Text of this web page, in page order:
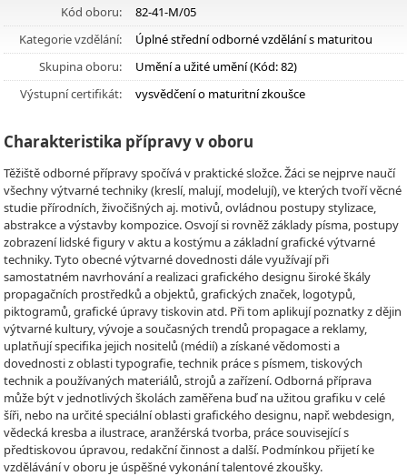
Kód oboru:
82-41-M/05
Kategorie vzdělání:
Úplné střední odborné vzdělání s maturitou
Skupina oboru:
Umění a užité umění (Kód: 82)
Výstupní certifikát:
vysvědčení o maturitní zkoušce
Charakteristika přípravy v oboru
Těžiště odborné přípravy spočívá v praktické složce. Žáci se nejprve naučí
všechny výtvarné techniky (kreslí, malují, modelují), ve kterých tvoří věcné
studie přírodních, živočišných aj. motivů, ovládnou postupy stylizace,
abstrakce a výstavby kompozice. Osvojí si rovněž základy písma, postupy
zobrazení lidské figury v aktu a kostýmu a základní grafické výtvarné
techniky. Tyto obecné výtvarné dovednosti dále využívají při
samostatném navrhování a realizaci grafického designu široké škály
propagačních prostředků a objektů, grafických značek, logotypů,
piktogramů, grafické úpravy tiskovin atd. Při tom aplikují poznatky z dějin
výtvarné kultury, vývoje a současných trendů propagace a reklamy,
uplatňují specifika jejich nositelů (médií) a získané vědomosti a
dovednosti z oblasti typografie, technik práce s písmem, tiskových
technik a používaných materiálů, strojů a zařízení. Odborná příprava
může být v jednotlivých školách zaměřena buď na užitou grafiku v celé
šíři, nebo na určité speciální oblasti grafického designu, např. webdesign,
vědecká kresba a ilustrace, aranžérská tvorba, práce související s
předtiskovou úpravou, redakční činnost a další. Podmínkou přijetí ke
vzdělávání v oboru je úspěšné vykonání talentové zkoušky.